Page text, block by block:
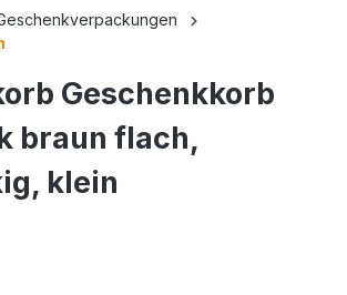
Geschenkkorb
braun flach,
klein